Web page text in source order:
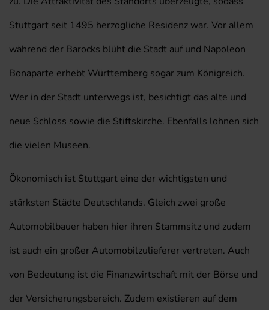
Stuttgart seit 1495 herzogliche Residenz war. Vor allem
während der Barocks blüht die Stadt auf und Napoleon
Bonaparte erhebt Württemberg sogar zum Königreich.
Wer in der Stadt unterwegs ist, besichtigt das alte und
neue Schloss sowie die Stiftskirche. Ebenfalls lohnen sich
die vielen Museen.
Ökonomisch ist Stuttgart eine der wichtigsten und
stärksten Städte Deutschlands. Gleich zwei große
Automobilbauer haben hier ihren Stammsitz und zudem
ist auch ein großer Automobilzulieferer vertreten. Auch
von Bedeutung ist die Finanzwirtschaft mit der Börse und
der Versicherungsbereich. Zudem existieren auf dem